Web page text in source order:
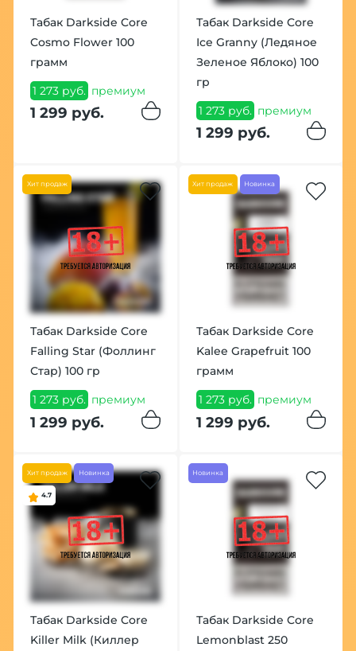
Табак Darkside Core
Cosmo Flower 100
грамм
1 273 руб. премиум
1 299 руб.
Табак Darkside Core
Ice Granny (Ледяное
Зеленое Яблоко) 100
гр
1 273 руб. премиум
1 299 руб.
Хит продаж
Табак Darkside Core
Falling Star (Фоллинг
Стар) 100 гр
1 273 руб. премиум
1 299 руб.
Хит продаж Новинка
Табак Darkside Core
Kalee Grapefruit 100
грамм
1 273 руб. премиум
1 299 руб.
Хит продаж Новинка
4.7
Табак Darkside Core
Killer Milk (Киллер
Новинка
Табак Darkside Core
Lemonblast 250